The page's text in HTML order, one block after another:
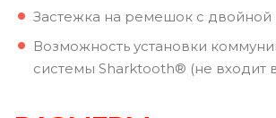
Застежка на ремешок с двойной
Возможность установки
системы Sharktooth® (не входит